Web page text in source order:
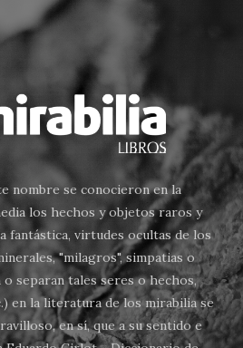
nombre se conocieron en la
los hechos y objetos raros y
fantástica, virtudes ocultas de los
"milagros", simpatias o
separan tales seres o hechos,
en la literatura de los mirabilia se
en sí, que a su sentido e